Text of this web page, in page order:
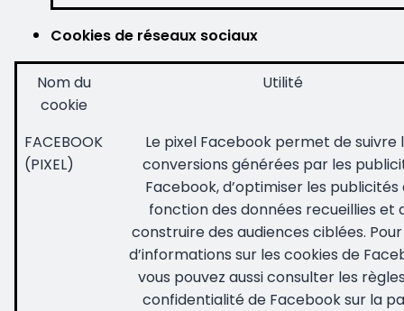
Cookies de réseaux sociaux
Nom du
cookie
Utilité
FACEBOOK
(PIXEL)
Le pixel Facebook permet de suivre
conversions générées par les
Facebook, d’optimiser les publicités
fonction des données recueillies et
construire des audiences ciblées.
d’informations sur les cookies de
vous pouvez aussi consulter les
confidentialité de Facebook sur la